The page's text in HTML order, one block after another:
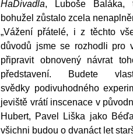
HaDivadlа, Luboše Baláka,
bohužel zůstalo zcela
„Vážení přátelé, i z těchto
důvodů jsme se rozhodli pro
připravit obnovený návrat
představení. Budete
svědky podivuhodného
jeviště vrátí inscenace v
Hubert, Pavel Liška jako
všichni budou o dvanáct let